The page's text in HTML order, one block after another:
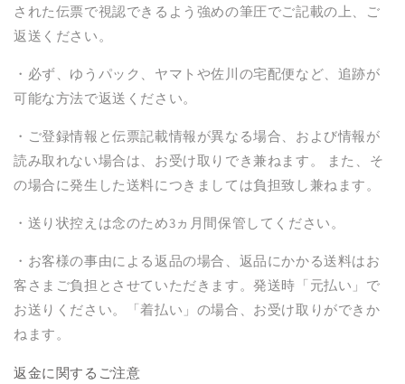
された伝票で視認できるよう強めの筆圧でご記載の上、ご
返送ください。
・必ず、ゆうパック、ヤマトや佐川の宅配便など、追跡が
可能な方法で返送ください。
・ご登録情報と伝票記載情報が異なる場合、および情報が
読み取れない場合は、お受け取りでき兼ねます。 また、そ
の場合に発生した送料につきましては負担致し兼ねます。
・送り状控えは念のため3ヵ月間保管してください。
・お客様の事由による返品の場合、返品にかかる送料はお
客さまご負担とさせていただきます。発送時「元払い」で
お送りください。「着払い」の場合、お受け取りができか
ねます。
返金に関するご注意